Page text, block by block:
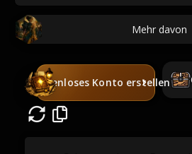
Mehr davon
Kostenloses Konto erstellen